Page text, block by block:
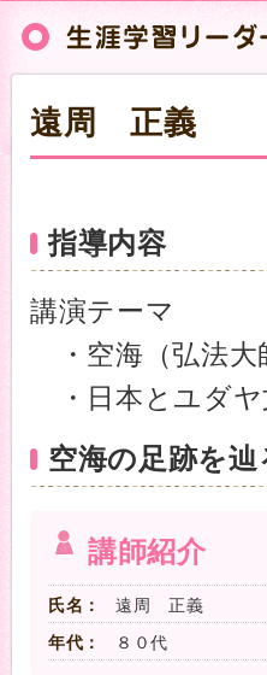
遠周 正義
指導内容
講演テーマ
・空海（弘法大
・日本とユダ
空海の足跡を
講師紹介
氏名：
遠周 正義
年代：
８０代